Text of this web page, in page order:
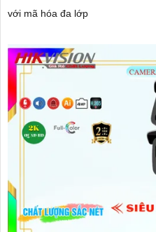
với mã hóa đa lớp